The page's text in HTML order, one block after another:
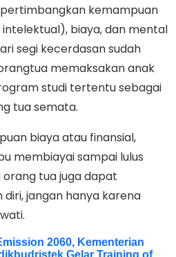
kemampuan
biaya, dan mental
segi kecerdasan sudah
memaksakan anak
studi tertentu sebagai
tua semata.
biaya atau finansial,
membiayai sampai lulus
tua juga dapat
jangan hanya karena
2060, Kementerian
Gelar Training of